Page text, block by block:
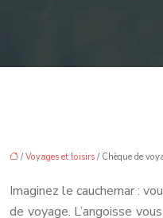
/Voyages et loisirs / Chèque de
Imaginez le cauchemar :
de voyage. L’angoisse